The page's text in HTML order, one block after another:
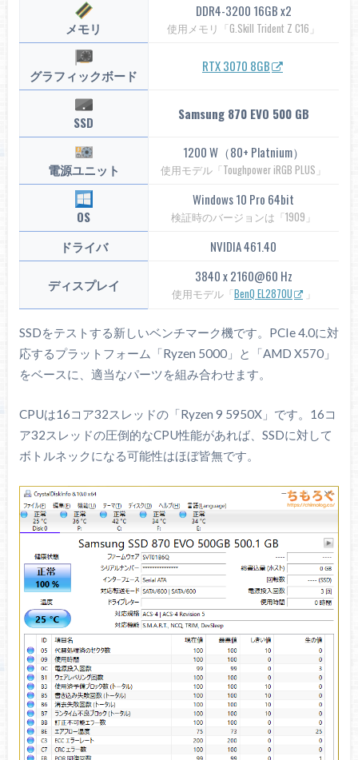
メモリ
DDR4-3200 16GB x2
使用メモリ「G.Skill Trident Z C16」
グラフィックボード
RTX 3070 8GB
SSD Samsung 870 EVO 500 GB
電源ユニット
1200 W（80+ Platnium）
使用モデル「Toughpower iRGB PLUS」
OS
Windows 10 Pro 64bit
検証時のバージョンは「1909」
ドライバ NVIDIA 461.40
ディスプレイ 3840 x 2160@60 Hz
使用モデル「BenQ EL2870U
SSDをテストする新しいベンチマーク機です。PCIe 4.0に対
応するプラットフォーム「Ryzen 5000」と「AMD X570」
をベースに、適当なパーツを組み合わせます。
CPUは16コア32スレッドの「Ryzen 9 5950X」です。16コ
ア32スレッドの圧倒的なCPU性能があれば、SSDに対して
ボトルネックになる可能性はほぼ皆無です。